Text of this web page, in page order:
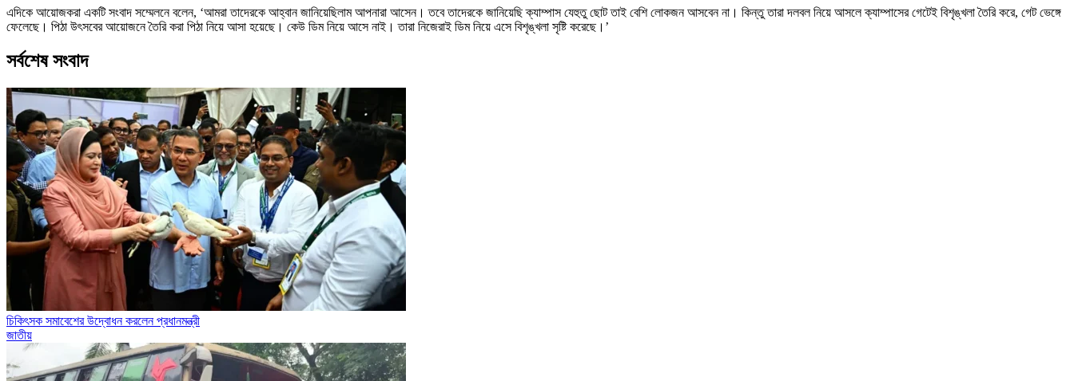
এদিকে আয়োজকরা একটি সংবাদ সম্মেলনে বলেন, ‘আমরা তাদেরকে আহ্বান জানিয়েছিলাম আপনারা আসেন। তবে তাদেরকে জানিয়েছি ক্যাম্পাস যেহুতু ছোট তাই বেশি লোকজন আসবেন না। কিন্তু তারা দলবল নিয়ে আসলে ক্যাম্পাসের গেটেই বিশৃঙ্খলা তৈরি করে, গেট ভেঙ্গে
ফেলেছে। পিঠা উৎসবের আয়োজনে তৈরি করা পিঠা নিয়ে আসা হয়েছে। কেউ ডিম নিয়ে আসে নাই। তারা নিজেরাই ডিম নিয়ে এসে বিশৃঙ্খলা সৃষ্টি করেছে।’
সর্বশেষ সংবাদ
চিকিৎসক সমাবেশের উদ্বোধন করলেন প্রধানমন্ত্রী
জাতীয়